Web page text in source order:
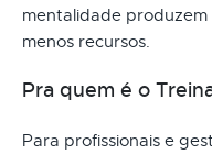
mentalidade produzem
menos recursos.
Pra quem é o
Para profissionais e